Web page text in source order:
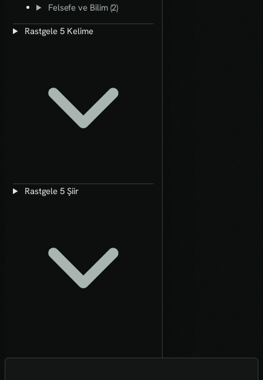
Felsefe ve Bilim (2)
Rastgele 5 Kelime
Rastgele 5 Şiir